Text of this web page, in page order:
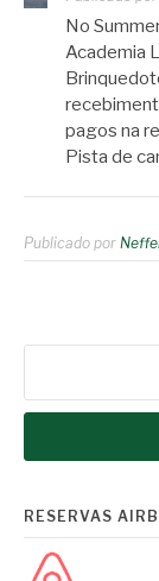
No
Academia
pagos na
Pista de
Publicado por
RESERVAS